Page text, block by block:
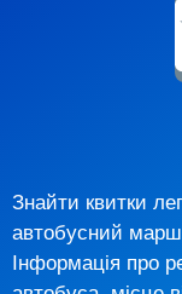
Знайти квитки
автобусний
Інформація про